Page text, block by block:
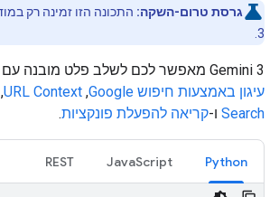
גרסת טרום-השקה:
3.
‫Gemini 3 מאפשר לכם לשלב פלט מובנה עם כלים מובנים, כולל
עיגון באמצעות חיפוש Google
,‏
URL Context
,‏
Search ו-קריאה להפעלת פונקציות.
Python
JavaScript
REST